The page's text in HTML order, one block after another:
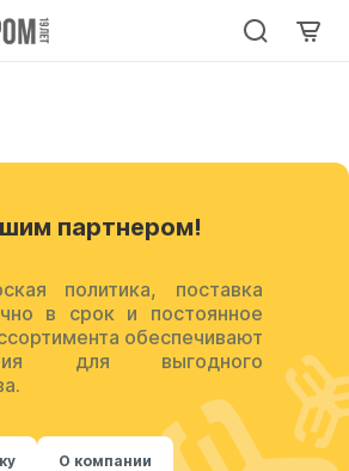
партнером!
политика, поставка
в срок и постоянное
обеспечивают
для выгодного
О компании